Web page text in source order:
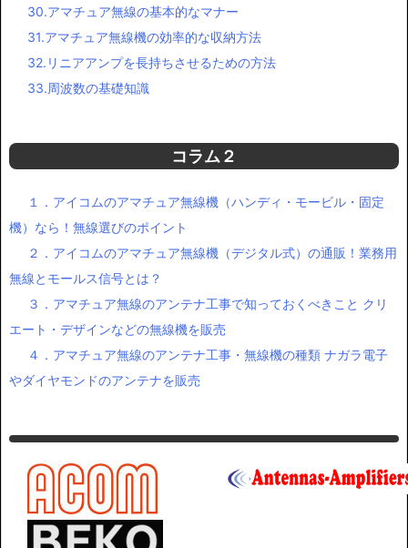
25.アマチュア無線を趣味にすることのメリット
26.災害時にも活躍するアマチュア無線
27.日本は世界と繋がることが可能なアマチュア無線王国
28.入門者におすすめしたいアマチュア無線技士養成課程講習会
良い？
31.アマチュア無線機の効率的な収納方法
32.リニアアンプを長持ちさせるための方法
33.周波数の基礎知識
コラム２
１．アイコムのアマチュア無線機（ハンディ・モービル・固定
３．アマチュア無線のアンテナ工事で知っておくべきこと クリ
エート・デザインなどの無線機を販売
４．アマチュア無線のアンテナ工事・無線機の種類 ナガラ電子